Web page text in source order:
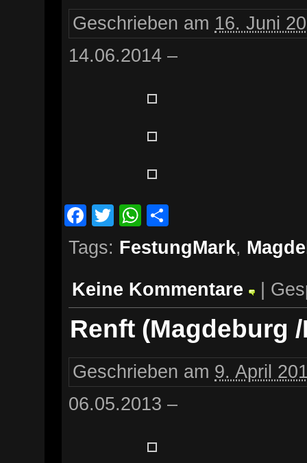
Geschrieben am 16. Juni
14.06.2014 –
Facebook
TwitterWhatsApp
Tags: FestungMark,
Keine Kommentare |
Renft (Magdeburg
Geschrieben am 9. April
06.05.2013 –